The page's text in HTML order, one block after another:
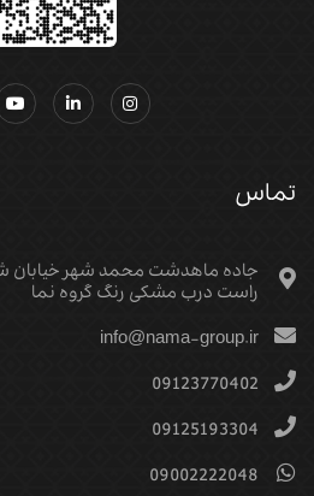
تماس
جاده ماهدشت محمد شهر خیابان
راست درب مشکی رنگ گروه نما
info@nama-group.ir
09123770402
09125193304
09002222048